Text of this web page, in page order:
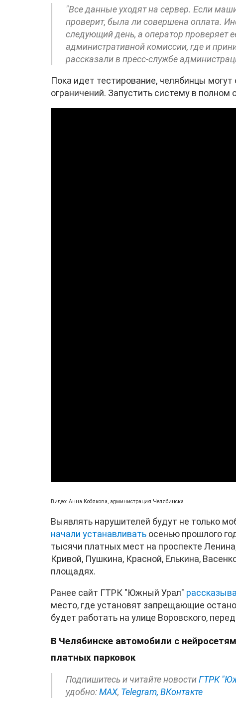
"Все данные уходят на сервер. Если
проверит, была ли совершена оплата.
следующий день, а оператор проверяет
административной комиссии, где и
рассказали в пресс-службе
Пока идет тестирование, челябинцы
ограничений. Запустить систему в
Видео: Анна Кобякова, администрация Челябинска
Выявлять нарушителей будут не только
начали устанавливать осенью прошлого
тысячи платных мест на проспекте
Кривой, Пушкина, Красной, Елькина,
площадях.
Ранее сайт ГТРК "Южный Урал"
место, где установят запрещающие
будет работать на улице Воровского,
В Челябинске автомобили с
платных парковок
Подпишитесь и читайте новостиГТРК
удобно:МАХ, Telegram, ВКонтакте